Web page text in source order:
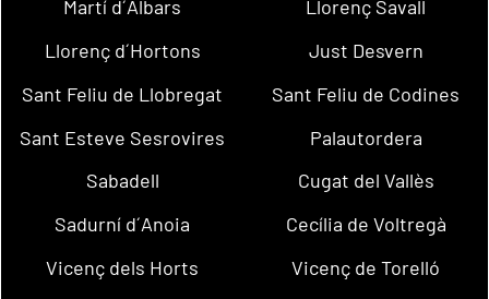
Martí d´Albars
Llorenç Savall
Llorenç d´Hortons
Just Desvern
Sant Feliu de Llobregat
Sant Feliu de Codines
Sant Esteve Sesrovires
Palautordera
Sabadell
Cugat del Vallès
Sadurní d´Anoia
Cecília de Voltregà
Vicenç dels Horts
Vicenç de Torelló